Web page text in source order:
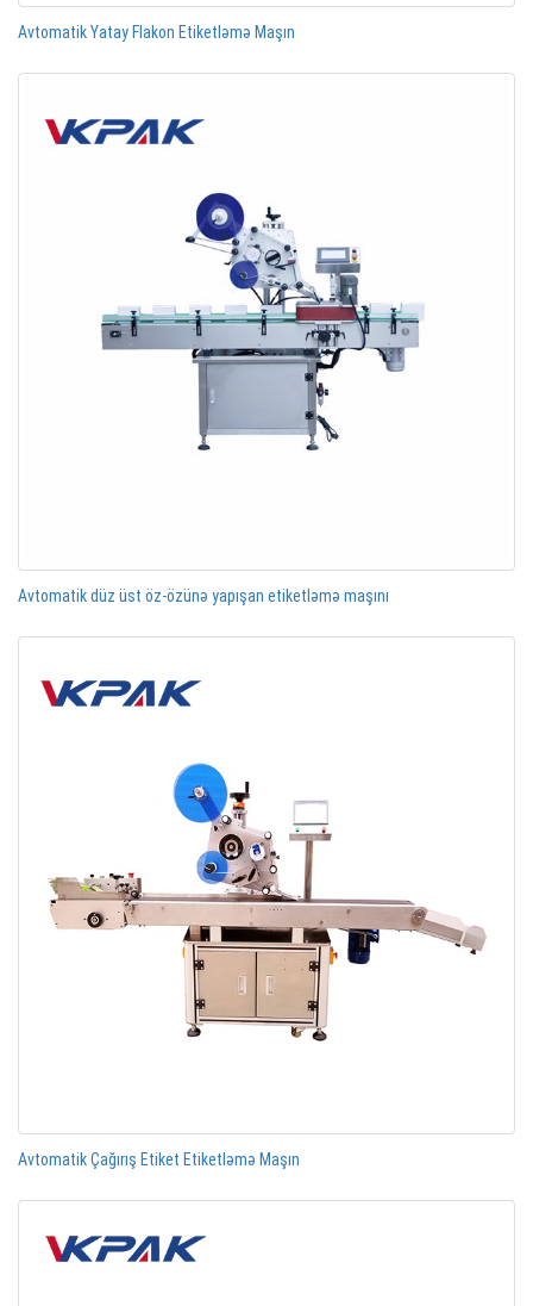
Avtomatik Yatay Flakon Etiketləmə Maşın
Avtomatik düz üst öz-özünə yapışan etiketləmə maşını
Avtomatik Çağırış Etiket Etiketləmə Maşın